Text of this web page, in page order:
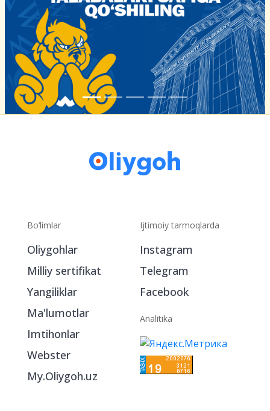
Bo‘limlar
Oliygohlar
Milliy sertifikat
Yangiliklar
Ma'lumotlar
Imtihonlar
Webster
My.Oliygoh.uz
Ijtimoiy tarmoqlarda
Instagram
Telegram
Facebook
Analitika